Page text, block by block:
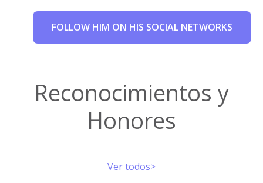
FOLLOW HIM ON HIS SOCIAL NETWORKS
Reconocimientos y
Honores
Ver todos>